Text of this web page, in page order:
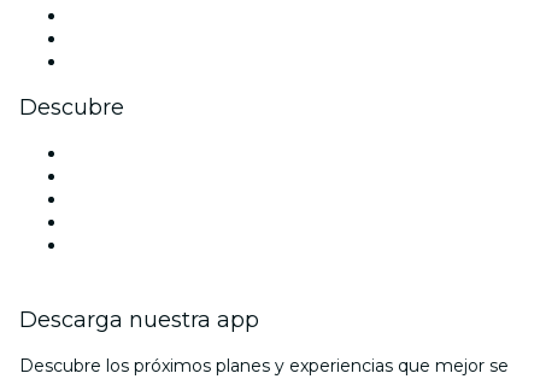
Descubre
Descarga nuestra app
Descubre los próximos planes y experiencias que mejor se